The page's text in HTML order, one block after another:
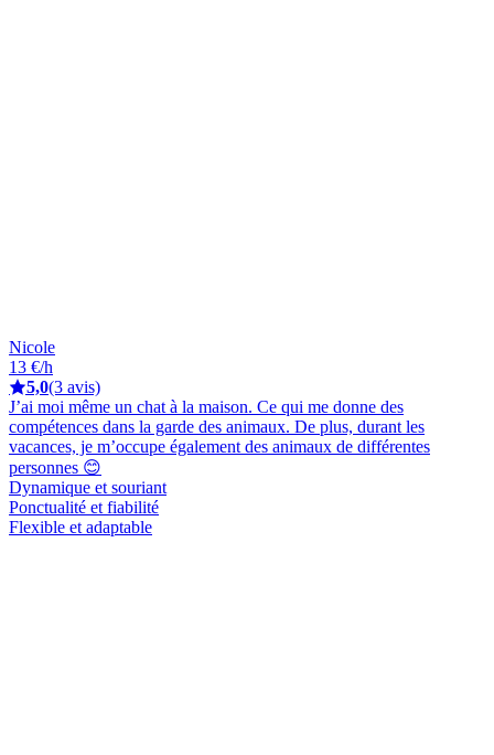
Nicole
13 €/h
5,0(3 avis)
J’ai moi même un chat à la maison. Ce qui me donne des
compétences dans la garde des animaux. De plus, durant les
vacances, je m’occupe également des animaux de différentes
personnes 😊
Dynamique et souriant
Ponctualité et fiabilité
Flexible et adaptable